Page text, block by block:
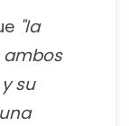
"la
ambos
su